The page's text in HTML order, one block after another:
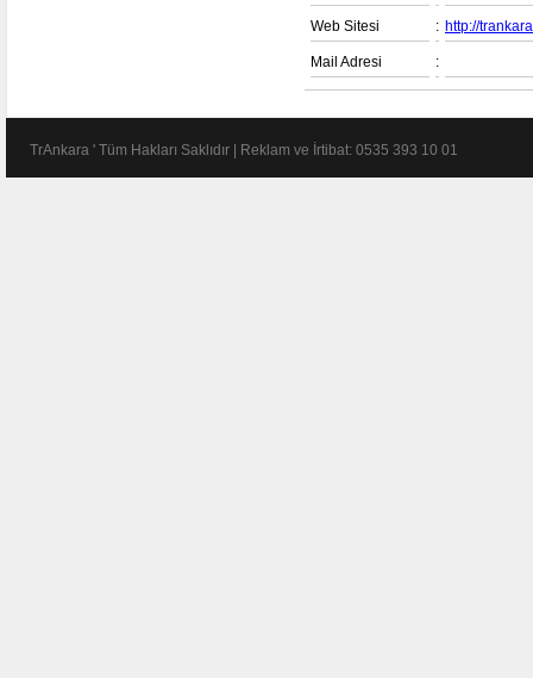
Web Sitesi : http://
Mail Adresi :
TrAnkara ' Tüm Hakları Saklıdır | Reklam ve İrtibat: 0535 393 10 01